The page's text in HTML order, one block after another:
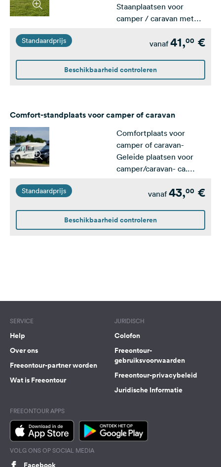
Staanplaatsen voor
camper / caravan met
ca. 100m²- Stromen op de
Standaardprijs vanaf 41,00 €
Beschikbaarheid controleren
Comfort-standplaats voor camper of caravan
Comfortplaats voor
camper of caravan-
Geleide plaatsen voor
camper/caravan- ca.
en afvalwateraansluiting
Standaardprijs vanaf 43,00 €
Beschikbaarheid controleren
SERVICE
Help
Over ons
Freeontour-partner worden
Wat is Freeontour
JURIDISCH
Colofon
Freeontour-
gebruiksvoorwaarden
Freeontour-privacybeleid
Juridische Informatie
FREEONTOUR APPS
VOLG ONS OP SOCIAL MEDIA
Facebook